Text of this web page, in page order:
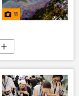
11